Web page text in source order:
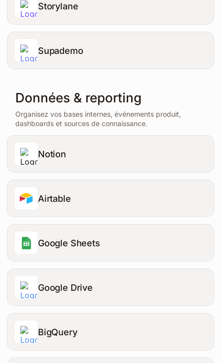
Storylane
Supademo
Données & reporting
Organisez vos bases internes, événements produit,
dashboards et sources de connaissance.
Notion
Airtable
Google Sheets
Google Drive
BigQuery